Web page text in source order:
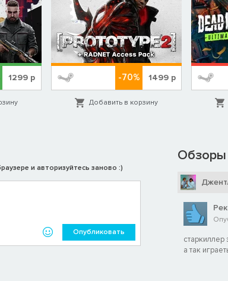
1299 р -70% 1499р
Добавить в корзину
и авторизуйтесь заново :)
Опубликовать
Обзоры
старкиллер
а так